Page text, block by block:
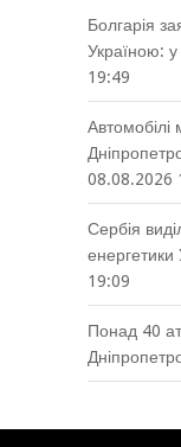
Болгарія
Україною: у
19:49
Автомобілі
08.08.2026
Сербія
енергетики
19:09
Понад 40